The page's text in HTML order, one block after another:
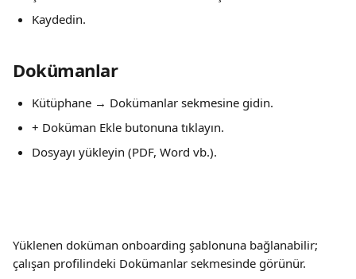
Kaydedin.
Dokümanlar
Kütüphane → Dokümanlar sekmesine gidin.
+ Doküman Ekle butonuna tıklayın.
Dosyayı yükleyin (PDF, Word vb.).
Yüklenen doküman onboarding şablonuna bağlanabilir;
çalışan profilindeki Dokümanlar sekmesinde görünür.